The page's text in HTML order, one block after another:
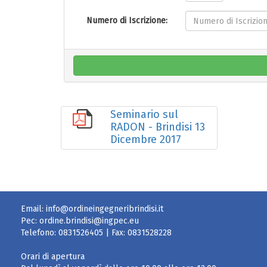
Numero di Iscrizione:
Seminario sul
RADON - Brindisi 13
Dicembre 2017
Email: info@ordineingegneribrindisi.it
Pec: ordine.brindisi@ingpec.eu
Telefono: 0831526405 | Fax: 0831528228
Orari di apertura